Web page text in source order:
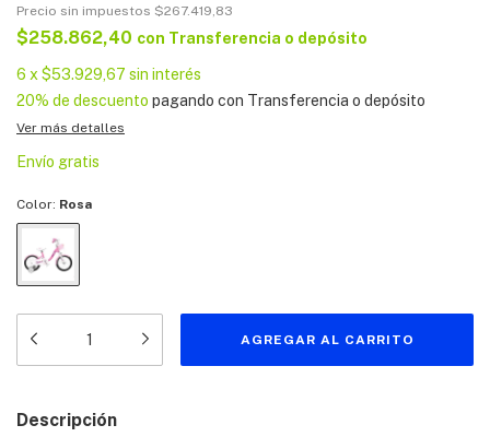
Precio sin impuestos $267.419,83
$258.862,40 con Transferencia o depósito
6 x $53.929,67 sin interés
20% de descuento pagando con Transferencia o depósito
Ver más detalles
Envío gratis
Color: Rosa
Descripción